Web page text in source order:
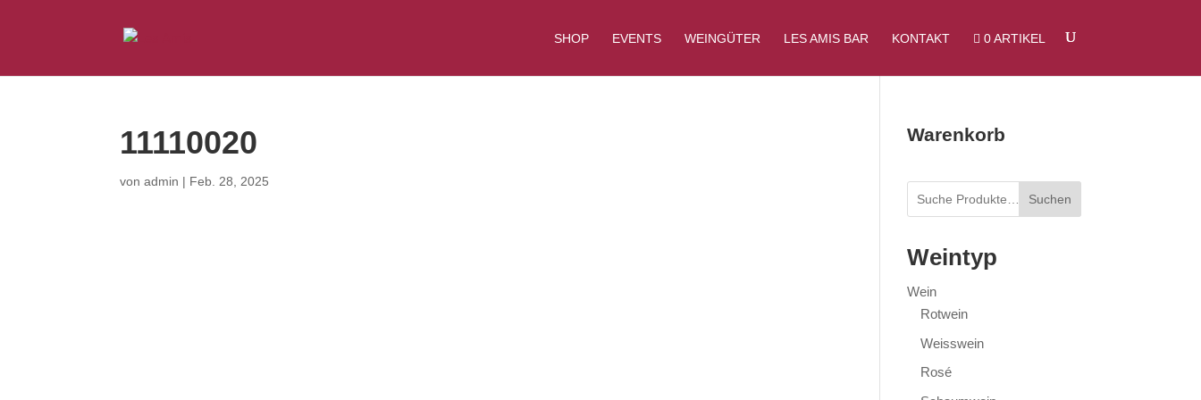
SHOP EVENTS WEINGÜTER LES AMIS BAR KONTAKT 0 ARTIKEL
11110020
vonadmin | Feb. 28, 2025
Warenkorb
Suchen
Weintyp
Wein
Rotwein
Weisswein
Rosé